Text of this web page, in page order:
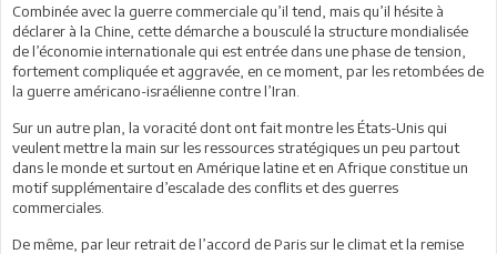
Combinée avec la guerre commerciale qu’il tend, mais qu’il hésite à
déclarer à la Chine, cette démarche a bousculé la structure mondialisée
de l’économie internationale qui est entrée dans une phase de tension,
fortement compliquée et aggravée, en ce moment, par les retombées de
la guerre américano-israélienne contre l’Iran.
Sur un autre plan, la voracité dont ont fait montre les États-Unis qui
veulent mettre la main sur les ressources stratégiques un peu partout
dans le monde et surtout en Amérique latine et en Afrique constitue un
motif supplémentaire d’escalade des conflits et des guerres
commerciales.
De même, par leur retrait de l’accord de Paris sur le climat et la remise